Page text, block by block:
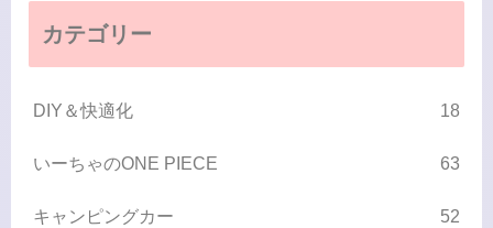
カテゴリー
DIY＆快適化 18
いーちゃのONE PIECE 63
キャンピングカー 52